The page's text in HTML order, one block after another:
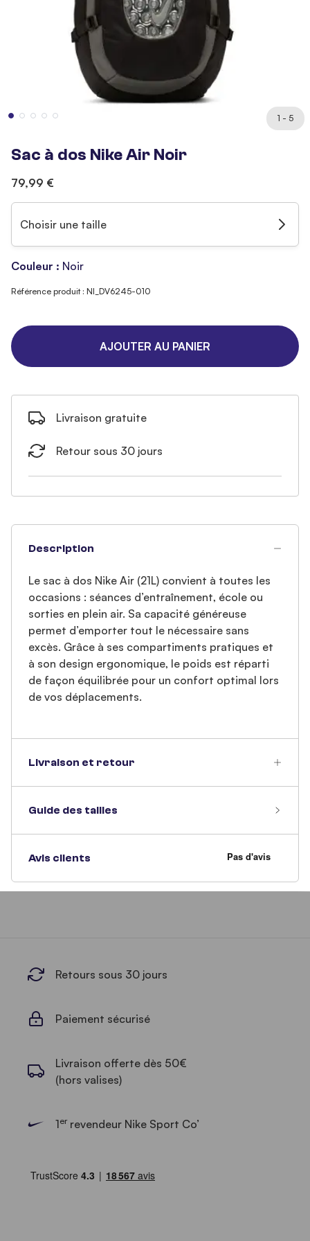
1 - 5
Sac à dos Nike Air Noir
79,99 €
Choisir une taille
Couleur : Noir
Référence produit : NI_DV6245-010
AJOUTER AU PANIER
Livraison gratuite
Retour sous 30 jours
Description
Le sac à dos Nike Air (21L) convient à toutes les
occasions : séances d’entraînement, école ou
sorties en plein air. Sa capacité généreuse
permet d’emporter tout le nécessaire sans
excès. Grâce à ses compartiments pratiques et
à son design ergonomique, le poids est réparti
de façon équilibrée pour un confort optimal lors
de vos déplacements.
Livraison et retour
Guide des tailles
Avis clients
Retours sous 30 jours
Paiement sécurisé
Livraison offerte dès 50€
(hors valises)
1errevendeur Nike Sport Co’